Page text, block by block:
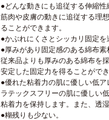
●どんな動きにも追従する伸縮性
筋肉や皮膚の動きに追従する理
ることができます。
●かぶれにくさとシッカリ固定を
●厚みがあり固定感のある綿布素
従来品よりも厚みのある綿布を
安定した固定力を得ることがで
●優れた粘着力の肌に優しい低ア
ラテックスフリーの肌に優しい
粘着力を保持します。また、透
●糊残りも少ない。